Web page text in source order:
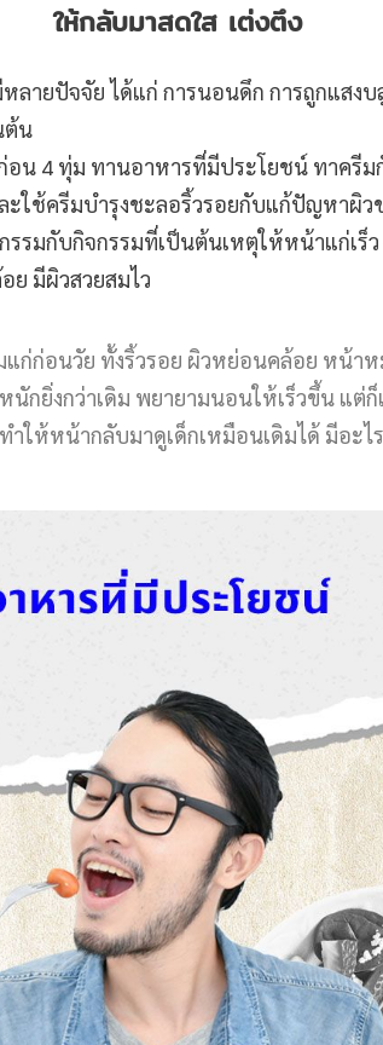
ให้กลับมาสดใส เต่งตึง
ายปัจจัย ได้แก่ การนอนดึก การถูกแสงบ
ต้น
น 4 ทุ่ม ทานอาหารที่มีประโยชน์ ทาครี
ะใช้ครีมบำรุงชะลอริ้วรอยกับแก้ปัญหาผิว
รรมกับกิจกรรมที่เป็นต้นเหตุให้หน้าแก่เร็
มีผิวสวยสมไว
แก่ก่อนวัย ทั้งริ้วรอย ผิวหย่อนคล้อย หน้าห
กยิ่งกว่าเดิม พยายามนอนให้เร็วขึ้น แต่
ำให้หน้ากลับมาดูเด็กเหมือนเดิมได้ มีอะไ